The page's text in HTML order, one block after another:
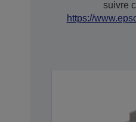
suivre
https://